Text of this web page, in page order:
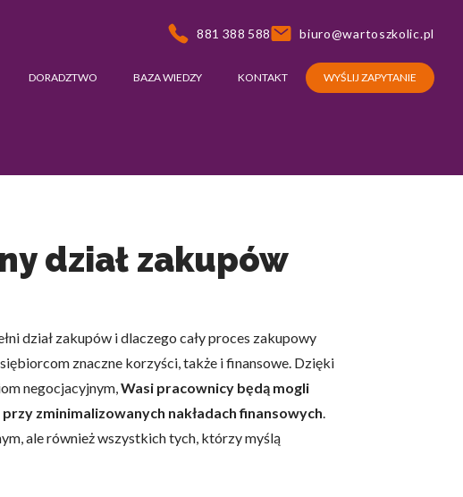
881 388 588 biuro@wartoszkolic.pl
DORADZTWO BAZA WIEDZY KONTAKT WYŚLIJ ZAPYTANIE
dział zakupów
dział zakupów i dlaczego cały proces zakupowy
znaczne korzyści, także i finansowe. Dzięki
negocjacyjnym,Wasi pracownicy będą mogli
zminimalizowanych nakładach finansowych.
ale również wszystkich tych, którzy myślą